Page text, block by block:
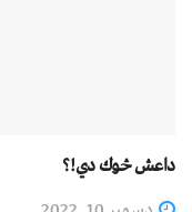
داعش څوك دي!؟